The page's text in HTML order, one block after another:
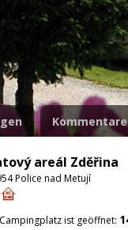
Kommentare
areál Zděřina
Police nad Metují
ist geöffnet: